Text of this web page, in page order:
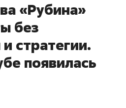
«Рубина»
без
стратегии.
появилась